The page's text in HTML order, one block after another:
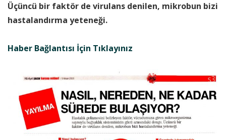
Üçüncü bir faktör de virulans denilen, mikrobun bizi
hastalandırma yeteneği.
Haber Bağlantısı İçin Tıklayınız